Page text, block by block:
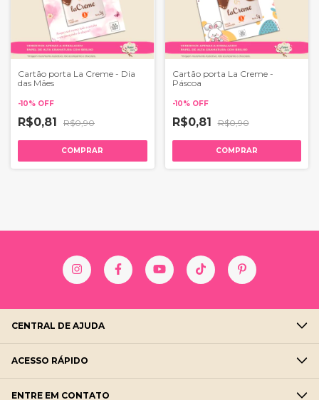
Cartão porta La Creme - Dia
das Mães
-10% OFF
R$0,81 R$0,90
COMPRAR
Cartão porta La Creme -
Páscoa
-10% OFF
R$0,81 R$0,90
COMPRAR
CENTRAL DE AJUDA
ACESSO RÁPIDO
ENTRE EM CONTATO